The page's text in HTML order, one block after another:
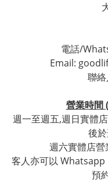
電話/
Email:
聯
營業時間
週一至週五,週日實體
後
週六實體店
客人亦可以 Whatsapp
預